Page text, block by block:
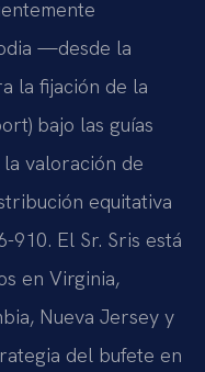
—desde la
la fijación de la
bajo las guías
valoración de
equitativa
910. El Sr. Sris está
en Virginia,
Nueva Jersey y
del bufete en